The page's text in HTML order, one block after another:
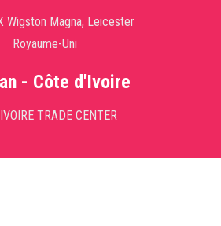
Wigston Magna, Leicester
Royaume-Uni
- Côte d'Ivoire
TRADE CENTER